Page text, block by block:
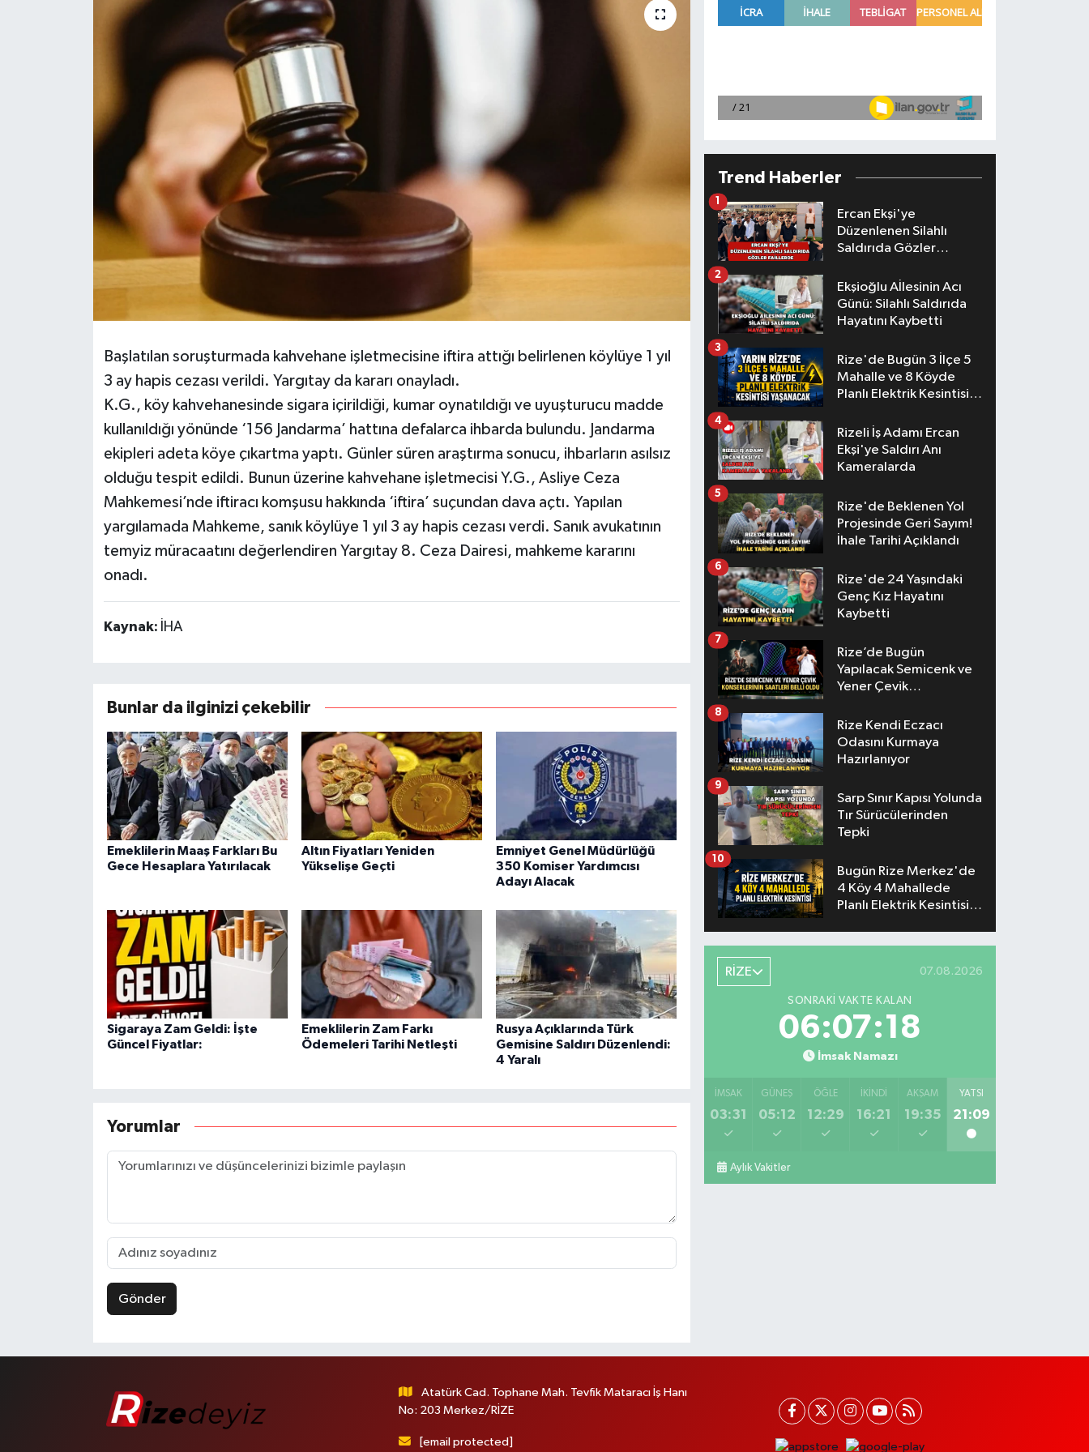
Başlatılan soruşturmada kahvehane işletmecisine iftira attığı belirlenen köylüye 1 yıl
3 ay hapis cezası verildi. Yargıtay da kararı onayladı.
K.G., köy kahvehanesinde sigara içirildiği, kumar oynatıldığı ve uyuşturucu madde
kullanıldığı yönünde ‘156 Jandarma’ hattına defalarca ihbarda bulundu. Jandarma
ekipleri adeta köye çıkartma yaptı. Günler süren araştırma sonucu, ihbarların asılsız
olduğu tespit edildi. Bunun üzerine kahvehane işletmecisi Y.G., Asliye Ceza
Mahkemesi’nde iftiracı komşusu hakkında ‘iftira’ suçundan dava açtı. Yapılan
yargılamada Mahkeme, sanık köylüye 1 yıl 3 ay hapis cezası verdi. Sanık avukatının
temyiz müracaatını değerlendiren Yargıtay 8. Ceza Dairesi, mahkeme kararını
onadı.
Kaynak: İHA
Bunlar da ilginizi çekebilir
Emeklilerin Maaş Farkları Bu
Gece Hesaplara Yatırılacak
Altın Fiyatları Yeniden
Yükselişe Geçti
Emniyet Genel Müdürlüğü
350 Komiser Yardımcısı
Adayı Alacak
Sigaraya Zam Geldi: İşte
Güncel Fiyatlar:
Emeklilerin Zam Farkı
Ödemeleri Tarihi Netleşti
Rusya Açıklarında Türk
Gemisine Saldırı Düzenlendi:
4 Yaralı
Yorumlar
Gönder
Trend Haberler
Ercan Ekşi'ye
Düzenlenen Silahlı
Saldırıda Gözler
1
Ekşioğlu Aİlesinin Acı
Günü: Silahlı Saldırıda
Hayatını Kaybetti
2
Rize'de Bugün 3 İlçe 5
Mahalle ve 8 Köyde
Planlı Elektrik Kesintisi
3
Rizeli İş Adamı Ercan
Ekşi'ye Saldırı Anı
Kameralarda
4
Rize'de Beklenen Yol
Projesinde Geri Sayım!
İhale Tarihi Açıklandı
5
Rize'de 24 Yaşındaki
Genç Kız Hayatını
Kaybetti
6
Rize’de Bugün
Yapılacak Semicenk ve
Yener Çevik
Belli Oldu
7
Rize Kendi Eczacı
Odasını Kurmaya
Hazırlanıyor
8
Sarp Sınır Kapısı Yolunda
Tır Sürücülerinden
Tepki
9
Bugün Rize Merkez'de
4 Köy 4 Mahallede
Planlı Elektrik Kesintisi
10
RİZE 07.08.2026
SONRAKI VAKTE KALAN
06:07:18
İmsak Namazı
İMSAK
03:31
GÜNEŞ
05:12
ÖĞLE
12:29
İKINDI
16:21
AKŞAM
19:35
YATSI
21:09
Aylık Vakitler
Atatürk Cad. Tophane Mah. Tevfik Mataracı İş Hanı
No: 203 Merkez/RİZE
[email protected]